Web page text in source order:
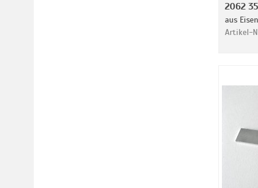
2062
aus Eisen
Artikel-